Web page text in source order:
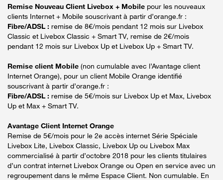
Remise Nouveau Client Livebox + Mobile pour les nouveaux
clients Internet + Mobile souscrivant à partir d’orange.fr :
Fibre/ADSL : remise de 8€/mois pendant 12 mois sur Livebox
Classic et Livebox Classic + Smart TV, remise de 2€/mois
pendant 12 mois sur Livebox Up et Livebox Up + Smart TV.
Remise client Mobile (non cumulable avec l’Avantage client
Internet Orange), pour un client Mobile Orange identifié
souscrivant à partir d’orange.fr :
Fibre/ADSL : remise de 5€/mois sur Livebox Up et Max, Livebox
Up et Max + Smart TV.
Avantage Client Internet Orange
Remise de 5€/mois pour le 2e accès internet Série Spéciale
Livebox Lite, Livebox Classic, Livebox Up ou Livebox Max
commercialisé à partir d’octobre 2018 pour les clients titulaires
d’un contrat internet Livebox Orange ou Open en service avec un
regroupement dans le même Espace Client. Non cumulable. En